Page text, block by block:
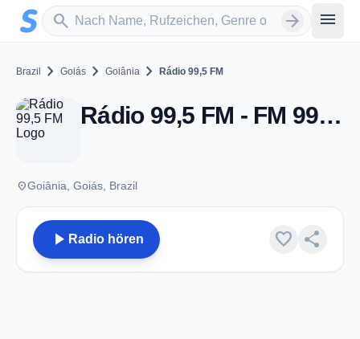
Zum Hauptinhalt springen
search
Sender suchen arrow_forward menu
Brazil chevron_right Goiás chevron_right Goiânia chevron_right Rádio 99,5 FM
Rádio 99,5 FM - FM 99.5 - Goiânia
placeGoiânia, Goiás, Brazil
play_arrow Radio hören favorite share